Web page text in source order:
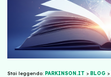
Stai leggendo: PARKINSON.IT > BLOG >